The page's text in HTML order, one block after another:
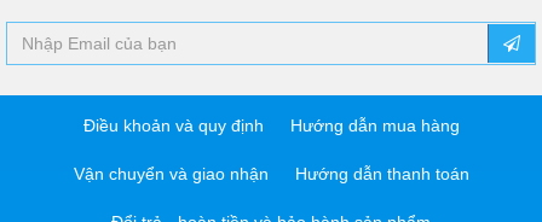
Điều khoản và quy định Hướng dẫn mua hàng
Vận chuyển và giao nhận Hướng dẫn thanh toán